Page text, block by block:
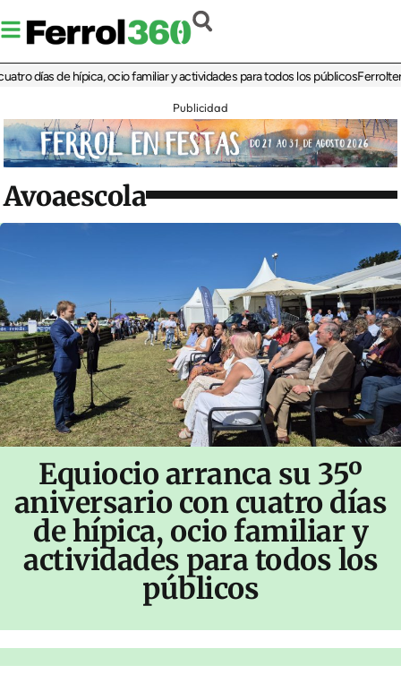
de hípica, ocio familiar y actividades para todos los públicosFerrolterra
Publicidad
Avoaescola
Equiocio arranca su 35º
aniversario con cuatro días
de hípica, ocio familiar y
actividades para todos los
públicos